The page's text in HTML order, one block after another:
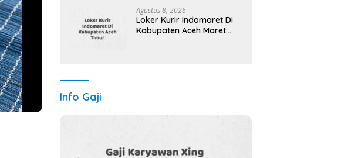
Agustus 8, 2026
Loker Kurir Indomaret Di
Kabupaten Aceh Maret
Info Gaji